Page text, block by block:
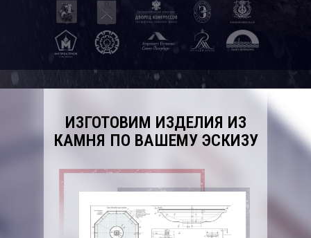
ИЗГОТОВИМ ИЗДЕЛИЯ ИЗ
КАМНЯ ПО ВАШЕМУ ЭСКИЗУ